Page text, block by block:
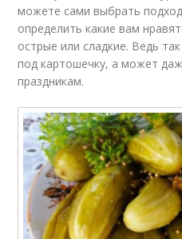
можете сами выбрать
определить какие вам
острые или сладкие. Ведь
под картошечку, а может
праздникам.